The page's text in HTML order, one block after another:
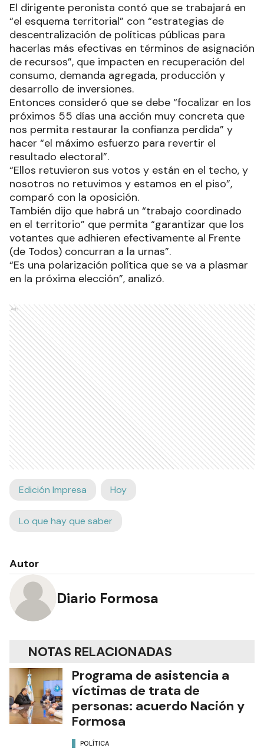
El dirigente peronista contó que se trabajará en
“el esquema territorial” con “estrategias de
descentralización de políticas públicas para
hacerlas más efectivas en términos de asignación
de recursos”, que impacten en recuperación del
consumo, demanda agregada, producción y
desarrollo de inversiones.
Entonces consideró que se debe “focalizar en los
próximos 55 días una acción muy concreta que
nos permita restaurar la confianza perdida” y
hacer “el máximo esfuerzo para revertir el
resultado electoral”.
“Ellos retuvieron sus votos y están en el techo, y
nosotros no retuvimos y estamos en el piso”,
comparó con la oposición.
También dijo que habrá un “trabajo coordinado
en el territorio” que permita “garantizar que los
votantes que adhieren efectivamente al Frente
(de Todos) concurran a la urnas”.
“Es una polarización política que se va a plasmar
en la próxima elección”, analizó.
Ads
Edición Impresa Hoy
Lo que hay que saber
Autor
Diario Formosa
NOTAS RELACIONADAS
Programa de asistencia a
víctimas de trata de
personas: acuerdo Nación y
Formosa
POLÍTICA